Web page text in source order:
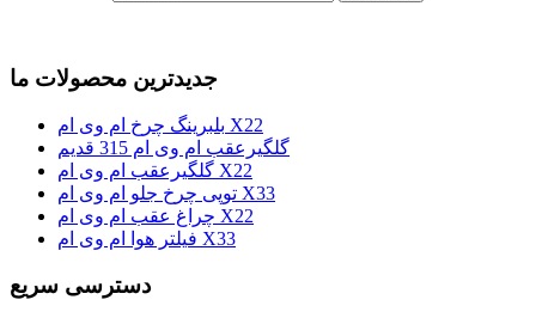
جدیدترین محصولات ما
بلبرینگ چرخ ام وی ام X22
گلگیرعقب ام وی ام 315 قدیم
گلگیرعقب ام وی ام X22
توپی چرخ جلو ام وی ام X33
چراغ عقب ام وی ام X22
فیلتر هوا ام وی ام X33
دسترسی سریع